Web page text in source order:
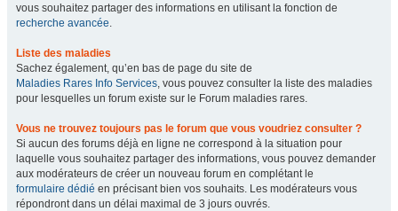
vous souhaitez partager des informations en utilisant la fonction de
recherche avancée.
Liste des maladies
Sachez également, qu’en bas de page du site de
Maladies Rares Info Services, vous pouvez consulter la liste des maladies
pour lesquelles un forum existe sur le Forum maladies rares.
Vous ne trouvez toujours pas le forum que vous voudriez consulter ?
Si aucun des forums déjà en ligne ne correspond à la situation pour
laquelle vous souhaitez partager des informations, vous pouvez demander
aux modérateurs de créer un nouveau forum en complétant le
formulaire dédié en précisant bien vos souhaits. Les modérateurs vous
répondront dans un délai maximal de 3 jours ouvrés.